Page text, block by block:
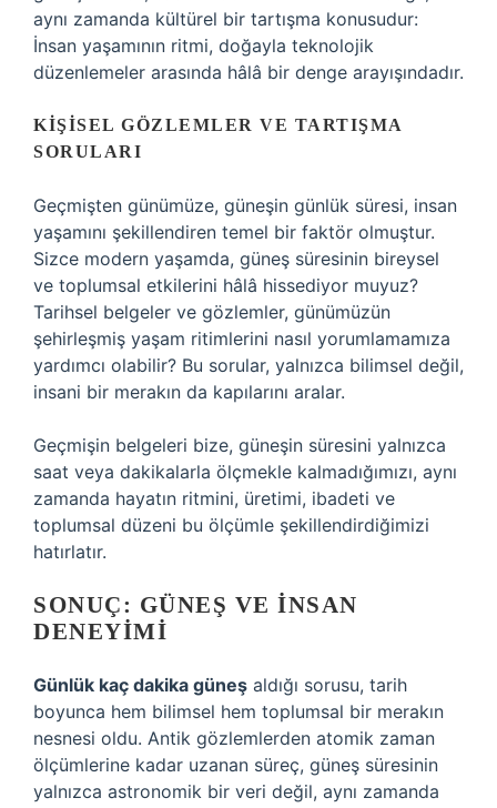
aynı zamanda kültürel bir tartışma konusudur:
İnsan yaşamının ritmi, doğayla teknolojik
düzenlemeler arasında hâlâ bir denge arayışındadır.
KIŞISEL GÖZLEMLER VE TARTIŞMA
SORULARI
Geçmişten günümüze, güneşin günlük süresi, insan
yaşamını şekillendiren temel bir faktör olmuştur.
Sizce modern yaşamda, güneş süresinin bireysel
ve toplumsal etkilerini hâlâ hissediyor muyuz?
Tarihsel belgeler ve gözlemler, günümüzün
şehirleşmiş yaşam ritimlerini nasıl yorumlamamıza
yardımcı olabilir? Bu sorular, yalnızca bilimsel değil,
insani bir merakın da kapılarını aralar.
Geçmişin belgeleri bize, güneşin süresini yalnızca
saat veya dakikalarla ölçmekle kalmadığımızı, aynı
zamanda hayatın ritmini, üretimi, ibadeti ve
toplumsal düzeni bu ölçümle şekillendirdiğimizi
hatırlatır.
SONUÇ: GÜNEŞ VE İNSAN
DENEYIMI
Günlük kaç dakika güneş aldığı sorusu, tarih
boyunca hem bilimsel hem toplumsal bir merakın
nesnesi oldu. Antik gözlemlerden atomik zaman
ölçümlerine kadar uzanan süreç, güneş süresinin
yalnızca astronomik bir veri değil, aynı zamanda